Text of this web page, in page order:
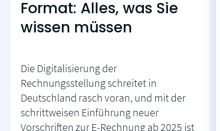
Format: Alles, was Sie
wissen müssen
Die Digitalisierung der
Rechnungsstellung schreitet in
Deutschland rasch voran, und mit der
schrittweisen Einführung neuer
Vorschriften zur E-Rechnung ab 2025 ist